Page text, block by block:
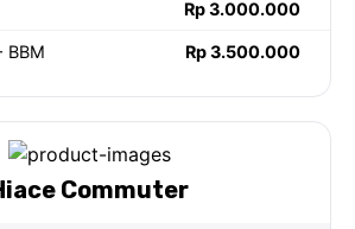
Rp 3.000.000
BBM Rp 3.500.000
Commuter